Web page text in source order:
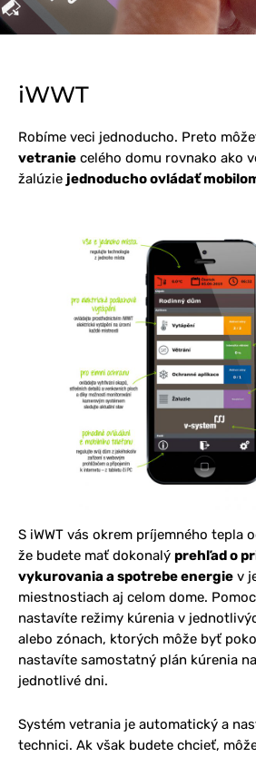
iWWT
Robíme veci jednoducho. Preto
vetranie celého domu rovnako ako
žalúzie jednoducho ovládať
S iWWT vás okrem príjemného tepla
že budete mať dokonalý prehľad o
vykurovania a spotrebe energie v
miestnostiach aj celom dome.
nastavíte režimy kúrenia v
alebo zónach, ktorých môže byť
nastavíte samostatný plán kúrenia
jednotlivé dni.
Systém vetrania je automatický a
technici. Ak však budete chcieť,